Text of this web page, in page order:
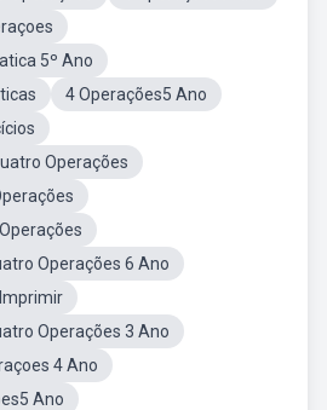
5º Ano
4 Operações5 Ano
Operações
Operações 6 Ano
Operações 3 Ano
4 Ano
Ano